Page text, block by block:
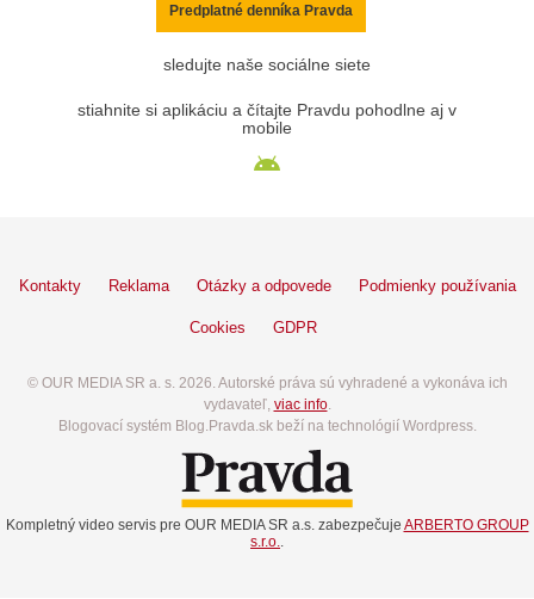
Predplatné denníka Pravda
sledujte naše sociálne siete
stiahnite si aplikáciu a čítajte Pravdu pohodlne aj v
mobile
Kontakty Reklama Otázky a odpovede Podmienky používania
Cookies GDPR
© OUR MEDIA SR a. s. 2026. Autorské práva sú vyhradené a vykonáva ich
vydavateľ, viac info.
Blogovací systém Blog.Pravda.sk beží na technológií Wordpress.
Kompletný video servis pre OUR MEDIA SR a.s. zabezpečuje ARBERTO GROUP
s.r.o.